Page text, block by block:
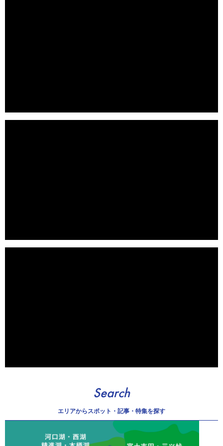
Search
エリアからスポット・記事・特集を探す